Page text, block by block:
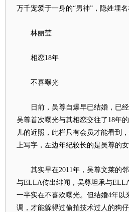
万千宠爱于一身的“男神”，隐姓埋
林丽莹
相恋18年
不喜曝光
日前，吴尊自爆早已结婚，已经
吴尊首次曝光与其相恋交往了18年
儿的近照，此栏只有会员才能看到
上写字，左边年纪较长的是吴尊的女
其实早在2011年，吴尊文莱的邻
与ELLA传出绯闻，吴尊坦承与
一半实在不喜欢曝光。但结婚4年
调，才能躲得过偷拍技术过人的狗